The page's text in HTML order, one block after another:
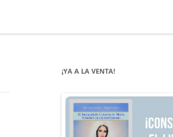
¡YA A LA VENTA!